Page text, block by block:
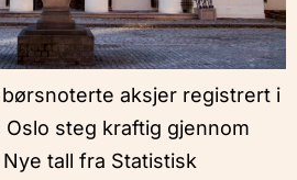
aksjer registrert i
steg kraftig gjennom
tall fra Statistisk